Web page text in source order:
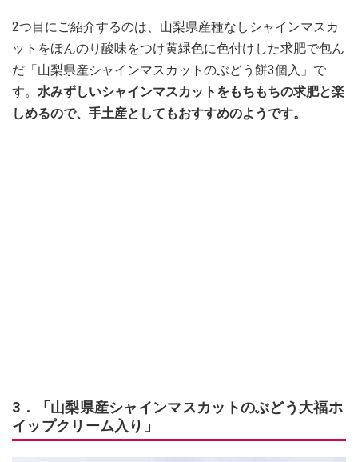
2つ目にご紹介するのは、山梨県産種なしシャインマスカ
ットをほんのり酸味をつけ黄緑色に色付けした求肥で包ん
だ「山梨県産シャインマスカットのぶどう餅3個入」で
す。 水みずしいシャインマスカットをもちもちの求肥と楽
しめるので、手土産としてもおすすめのようです。
3．「山梨県産シャインマスカットのぶどう大福ホ
イップクリーム入り」